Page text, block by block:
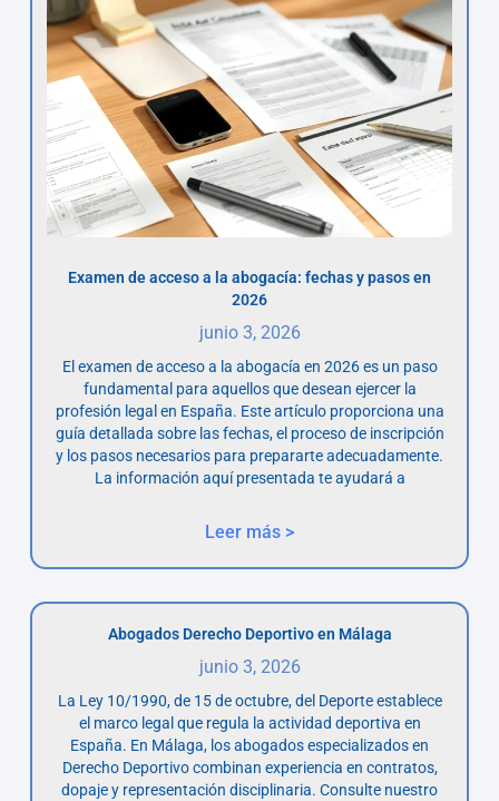
Examen de acceso a la abogacía: fechas y pasos en
2026
junio 3, 2026
El examen de acceso a la abogacía en 2026 es un paso
fundamental para aquellos que desean ejercer la
profesión legal en España. Este artículo proporciona una
guía detallada sobre las fechas, el proceso de inscripción
y los pasos necesarios para prepararte adecuadamente.
La información aquí presentada te ayudará a
Leer más >
Abogados Derecho Deportivo en Málaga
junio 3, 2026
La Ley 10/1990, de 15 de octubre, del Deporte establece
el marco legal que regula la actividad deportiva en
España. En Málaga, los abogados especializados en
Derecho Deportivo combinan experiencia en contratos,
dopaje y representación disciplinaria. Consulte nuestro